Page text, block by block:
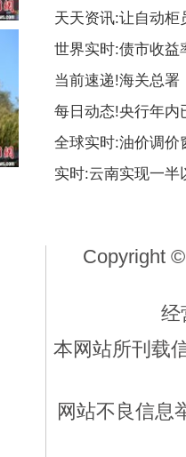
天天资讯:让自动柜
世界实时:债市收益
当前速递!海关总署
每日动态!央行年内
全球实时:油价调价
实时:云南实现一半
Copyright
经
本网站所刊载
网站不良信息